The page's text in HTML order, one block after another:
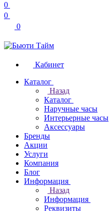
0
0
0
Кабинет
Каталог
Назад
Каталог
Наручные часы
Интерьерные часы
Аксессуары
Бренды
Акции
Услуги
Компания
Блог
Информация
Назад
Информация
Реквизиты